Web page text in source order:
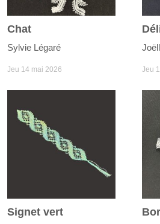
Chat
Sylvie Légaré
Jeu 14 mai 2026 Jeu
Signet vert